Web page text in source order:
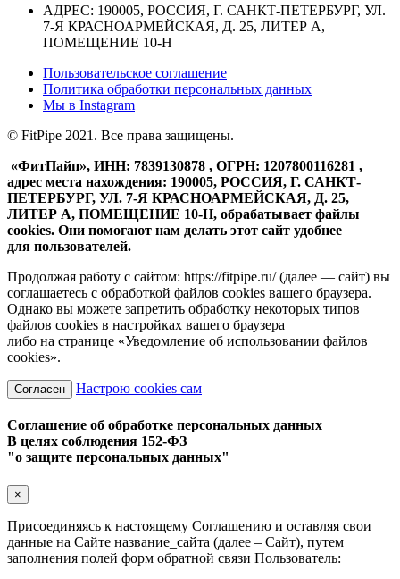
АДРЕС: 190005, РОССИЯ, Г. САНКТ-ПЕТЕРБУРГ, УЛ.
7-Я КРАСНОАРМЕЙСКАЯ, Д. 25, ЛИТЕР А,
ПОМЕЩЕНИЕ 10-Н
Пользовательское соглашение
Политика обработки персональных данных
Мы в Instagram
© FitPipe 2021. Все права защищены.
«ФитПайп», ИНН: 7839130878 , ОГРН: 1207800116281 ,
адрес места нахождения: 190005, РОССИЯ, Г. САНКТ-
ПЕТЕРБУРГ, УЛ. 7-Я КРАСНОАРМЕЙСКАЯ, Д. 25,
ЛИТЕР А, ПОМЕЩЕНИЕ 10-Н, обрабатывает файлы
cookies. Они помогают нам делать этот сайт удобнее
для пользователей.
Продолжая работу с сайтом: https://fitpipe.ru/ (далее — сайт) вы
соглашаетесь с обработкой файлов cookies вашего браузера.
Однако вы можете запретить обработку некоторых типов
файлов cookies в настройках вашего браузера
либо на странице «Уведомление об использовании файлов
cookies».
Согласен Настрою cookies сам
Соглашение об обработке персональных данных
В целях соблюдения 152-ФЗ
"о защите персональных данных"
×
Присоединяясь к настоящему Соглашению и оставляя свои
данные на Сайте название_сайта (далее – Сайт), путем
заполнения полей форм обратной связи Пользователь: